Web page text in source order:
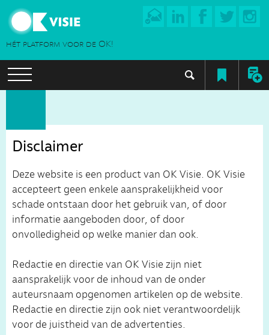
hét platform voor de OK!
Disclaimer
Deze website is een product van OK Visie. OK Visie
accepteert geen enkele aansprakelijkheid voor
schade ontstaan door het gebruik van, of door
informatie aangeboden door, of door
onvolledigheid op welke manier dan ook.
Redactie en directie van OK Visie zijn niet
aansprakelijk voor de inhoud van de onder
auteursnaam opgenomen artikelen op de website.
Redactie en directie zijn ook niet verantwoordelijk
voor de juistheid van de advertenties.